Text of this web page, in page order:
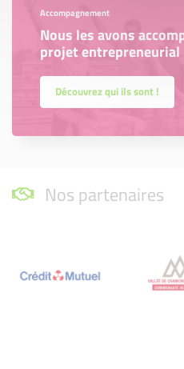
Accompagnement
Nous les avons
projet entrepreneurial
Découvrez qui ils sont !
Nos partenaires